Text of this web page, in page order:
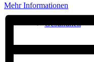
Gesundheit
Mehr Informationen